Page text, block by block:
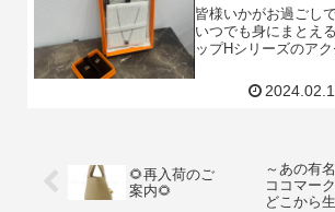
皆様いかがお過ごし
いつでも身にまとえ
ップHシリーズのアク
文字「H」をシンプ
ップH。コロンとした
🌻再入荷のご
案内🌻
～あの有
ココマー
どこから